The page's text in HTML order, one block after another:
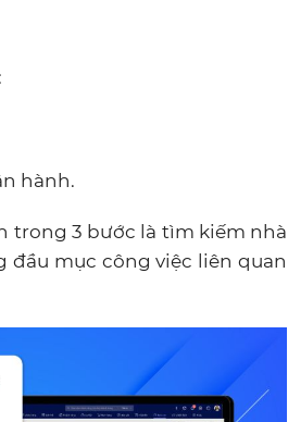
hành.
trong 3 bước là tìm kiếm nhà
mục công việc liên quan